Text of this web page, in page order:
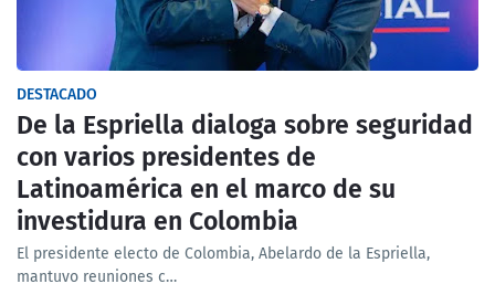
DESTACADO
De la Espriella dialoga sobre seguridad
con varios presidentes de
Latinoamérica en el marco de su
investidura en Colombia
El presidente electo de Colombia, Abelardo de la Espriella,
mantuvo reuniones c…